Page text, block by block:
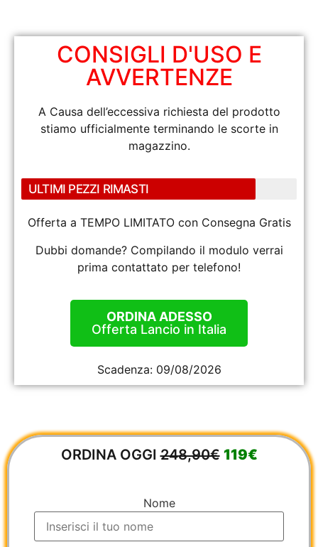
CONSIGLI D'USO E
AVVERTENZE
A Causa dell’eccessiva richiesta del prodotto
stiamo ufficialmente terminando le scorte in
magazzino.
ULTIMI PEZZI RIMASTI
Offerta a TEMPO LIMITATO con Consegna Gratis
Dubbi domande? Compilando il modulo verrai
prima contattato per telefono!
ORDINA ADESSO
Offerta Lancio in Italia
Scadenza: 09/08/2026
ORDINA OGGI248,90€ 119€
Nome